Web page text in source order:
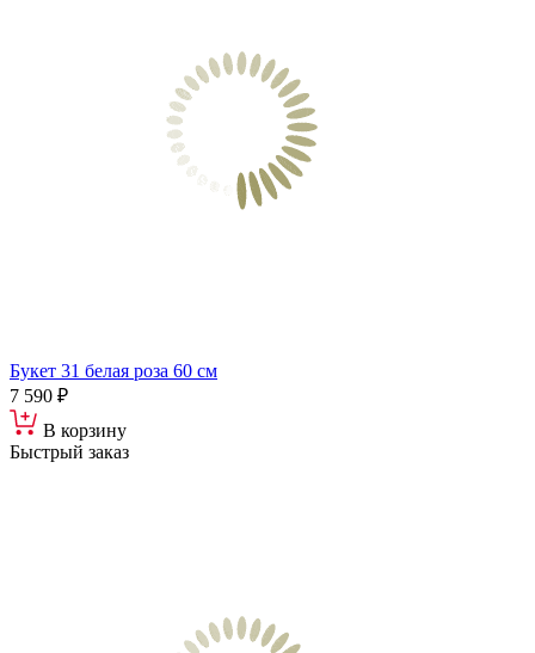
Букет 31 белая роза 60 см
7 590 ₽
В корзину
Быстрый заказ